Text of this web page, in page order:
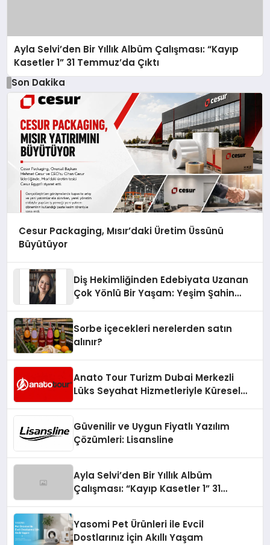
Ayla Selvi’den Bir Yıllık Albüm Çalışması: “Kayıp
Kasetler 1” 31 Temmuz’da Çıktı
Son Dakika
Cesur Packaging, Mısır’daki Üretim Üssünü
Büyütüyor
Diş Hekimliğinden Edebiyata Uzanan
Çok Yönlü Bir Yaşam: Yeşim Şahin
Sorbe içecekleri nerelerden satın
alınır?
Anato Tour Turizm Dubai Merkezli
Lüks Seyahat Hizmetleriyle Küresel
Güvenilir ve Uygun Fiyatlı Yazılım
Çözümleri: Lisansline
Ayla Selvi’den Bir Yıllık Albüm
Çalışması: “Kayıp Kasetler 1” 31
Yasomi Pet Ürünleri ile Evcil
Dostlarınız İçin Akıllı Yaşam